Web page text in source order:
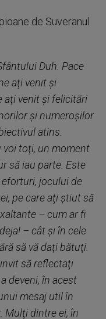
de Suveranul
Duh. Pace
aţi venit şi
aţi venit şi felicitări
şi numeroşilor
atins.
voi toţi, un moment
să iau parte. Este
jocului de
pe care aţi ştiut să
– cum ar fi
– cât şi în cele
să vă daţi bătuţi.
să reflectaţi
deveni, în acest
mesaj util în
Mulţi dintre ei, în